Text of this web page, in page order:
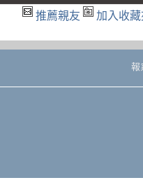
推薦親友 加入收藏
報